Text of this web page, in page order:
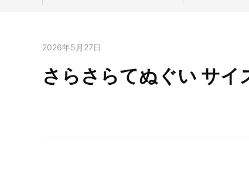
中川政七
2026年5月27日
さらさらてぬぐい サイ